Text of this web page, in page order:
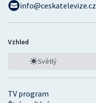
TV program
info@ceskatelevize.cz
Vzhled
Světlý